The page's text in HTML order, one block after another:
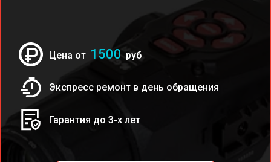
Цена от 1500 руб
Экспресс ремонт в день обращения
Гарантия до 3-х лет